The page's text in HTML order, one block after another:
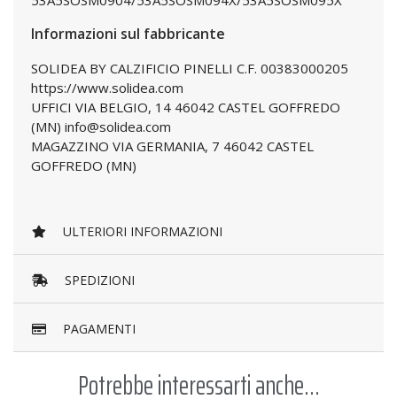
Informazioni sul fabbricante
SOLIDEA BY CALZIFICIO PINELLI C.F. 00383000205
https://www.solidea.com
UFFICI VIA BELGIO, 14 46042 CASTEL GOFFREDO
(MN) info@solidea.com
MAGAZZINO VIA GERMANIA, 7 46042 CASTEL
GOFFREDO (MN)
ULTERIORI INFORMAZIONI
SPEDIZIONI
PAGAMENTI
Potrebbe interessarti anche...